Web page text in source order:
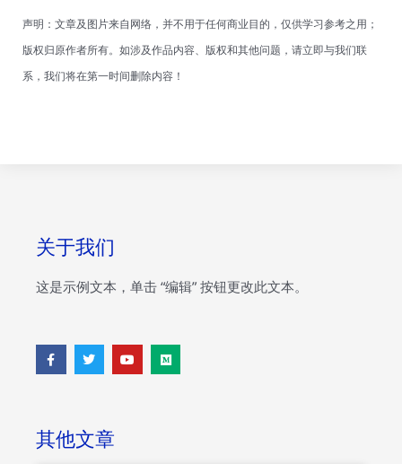
声明：文章及图片来自网络，并不用于任何商业目的，仅供学习参考之用；
版权归原作者所有。如涉及作品内容、版权和其他问题，请立即与我们联
系，我们将在第一时间删除内容！
关于我们
这是示例文本，单击 “编辑” 按钮更改此文本。
F
a
c
k
-
T
w
i
Y
o
u
M
e
d
其他文章